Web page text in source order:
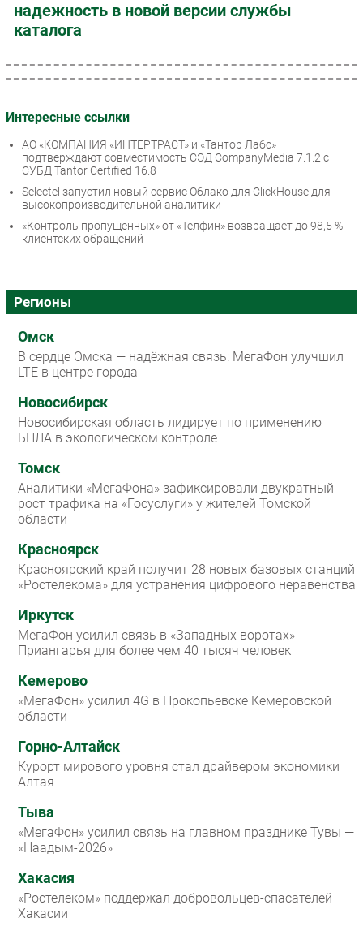
надежность в новой версии службы
каталога
Интересные ссылки
АО «КОМПАНИЯ «ИНТЕРТРАСТ» и «Тантор Лабс»
подтверждают совместимость СЭД CompanyMedia 7.1.2 с
СУБД Tantor Certified 16.8
Selectel запустил новый сервис Облако для ClickHouse для
высокопроизводительной аналитики
«Контроль пропущенных» от «Телфин» возвращает до 98,5 %
клиентских обращений
Регионы
Омск
В сердце Омска — надёжная связь: МегаФон улучшил
LTE в центре города
Новосибирск
Новосибирская область лидирует по применению
БПЛА в экологическом контроле
Томск
Аналитики «МегаФона» зафиксировали двукратный
рост трафика на «Госуслуги» у жителей Томской
области
Красноярск
Красноярский край получит 28 новых базовых станций
«Ростелекома» для устранения цифрового неравенства
Иркутск
МегаФон усилил связь в «Западных воротах»
Приангарья для более чем 40 тысяч человек
Кемерово
«МегаФон» усилил 4G в Прокопьевске Кемеровской
области
Горно-Алтайск
Курорт мирового уровня стал драйвером экономики
Алтая
Тыва
«МегаФон» усилил связь на главном празднике Тувы —
«Наадым-2026»
Хакасия
«Ростелеком» поддержал добровольцев-спасателей
Хакасии